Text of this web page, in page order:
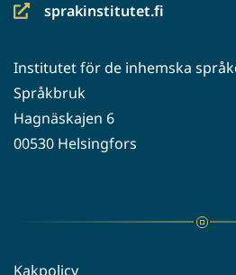
sprakinstitutet.fi
(siirryt
palveluun)
Institutet för de inhemska
Språkbruk
Hagnäskajen 6
00530 Helsingfors
Kakpolicy